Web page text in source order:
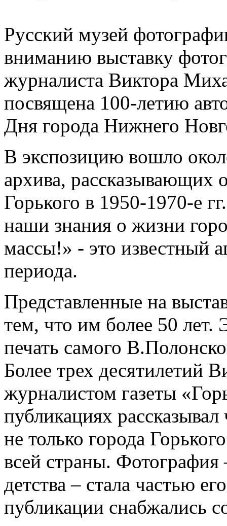
Русский музей
вниманию выставку
журналиста Виктора
посвящена 100-летию
Дня города Нижнего
В экспозицию вошло
архива, рассказывающих
Горького в 1950-1970-е
наши знания о жизни
массы!» - это известный
периода.
Представленные на
тем, что им более 50 лет.
печать самого
Более трех десятилетий
журналистом газеты
публикациях
не только города
всей страны. Фотография
детства – стала частью
публикации снабжались